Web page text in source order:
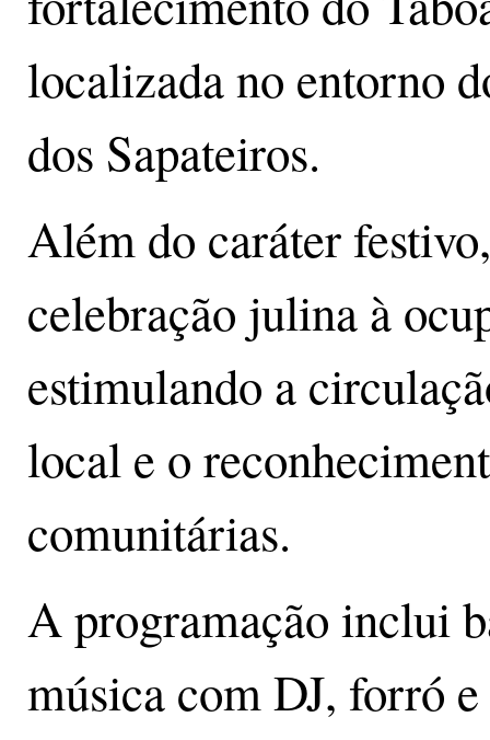
localizada no entorno
dos Sapateiros.
Além do caráter
celebração julina à
estimulando a
local e o
comunitárias.
A programação inclui
música com DJ, forró